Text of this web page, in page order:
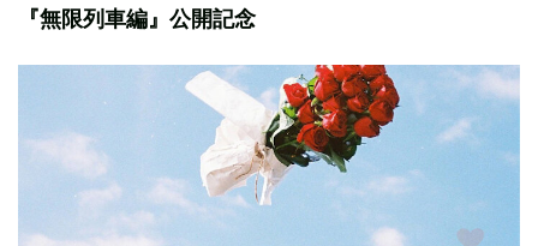
『無限列車編』公開記念